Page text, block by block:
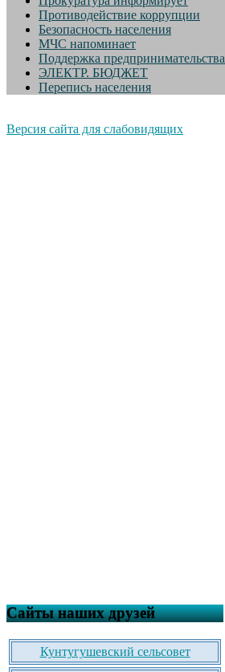
Противодействие коррупции
Безопасность населения
МЧС напоминает
Поддержка предпринимательства
ЭЛЕКТР. БЮДЖЕТ
Перепись населения
Версия сайта для слабовидящих
Сайты наших друзей
Кунтугушевский сельсовет